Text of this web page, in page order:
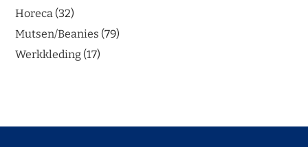
Horeca 32
Mutsen/Beanies 79
Werkkleding 17